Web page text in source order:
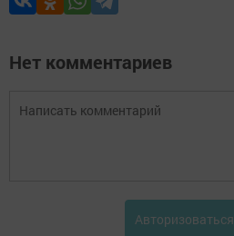
Нет комментариев
Авторизоваться